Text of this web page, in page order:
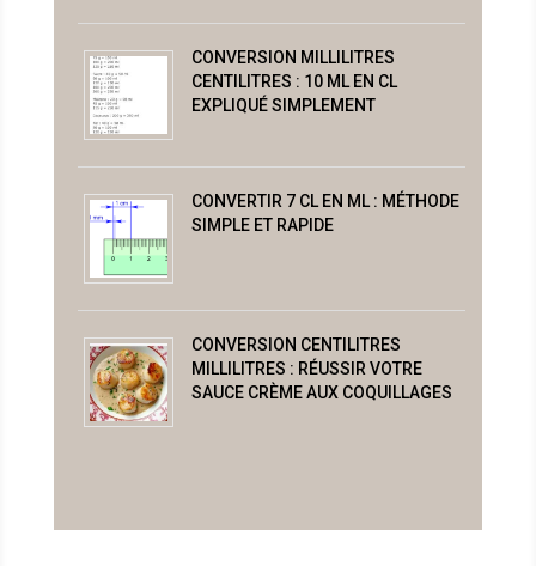
CONVERSION MILLILITRES
CENTILITRES : 10 ML EN CL
EXPLIQUÉ SIMPLEMENT
CONVERTIR 7 CL EN ML : MÉTHODE
SIMPLE ET RAPIDE
CONVERSION CENTILITRES
MILLILITRES : RÉUSSIR VOTRE
SAUCE CRÈME AUX COQUILLAGES